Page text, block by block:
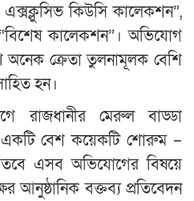
কিউসি কালেকশন”,
কালেকশন”। অভিযোগ
অনেক ক্রেতা তুলনামূলক বেশি
হন।
রাজধানীর মেরুল বাড্ডা
একটি বেশ কয়েকটি শোরুম –
এসব অভিযোগের বিষয়ে
আনুষ্ঠানিক বক্তব্য প্রতিবেদন